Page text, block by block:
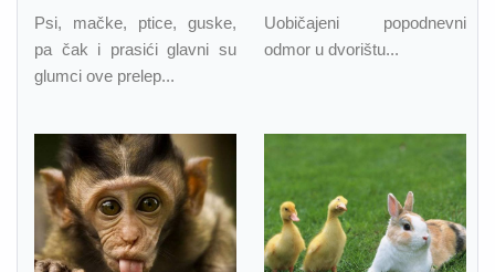
Psi, mačke, ptice, guske,
pa čak i prasići glavni su
glumci ove prelep...
Uobičajeni popodnevni
odmor u dvorištu...